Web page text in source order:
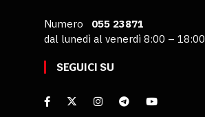
Numero 055 23871
dal lunedì al venerdì 8:00 – 18:00
SEGUICI SU